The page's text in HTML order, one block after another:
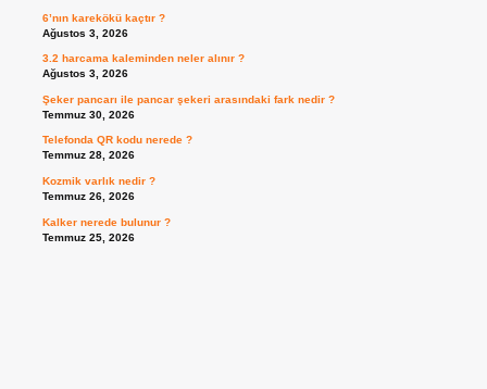
6’nın karekökü kaçtır ?
Ağustos 3, 2026
3.2 harcama kaleminden neler alınır ?
Ağustos 3, 2026
Şeker pancarı ile pancar şekeri arasındaki fark nedir ?
Temmuz 30, 2026
Telefonda QR kodu nerede ?
Temmuz 28, 2026
Kozmik varlık nedir ?
Temmuz 26, 2026
Kalker nerede bulunur ?
Temmuz 25, 2026